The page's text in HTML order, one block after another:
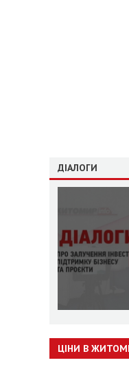
ДІАЛОГИ
ЦІНИ В